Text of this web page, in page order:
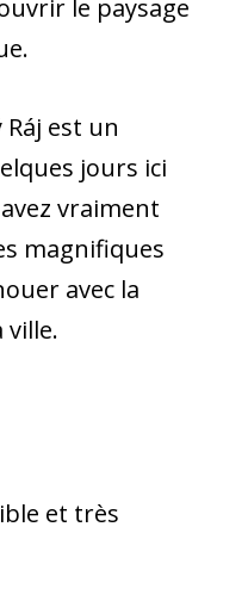
le paysage
est un
jours ici
vraiment
magnifiques
avec la
ville.
et très